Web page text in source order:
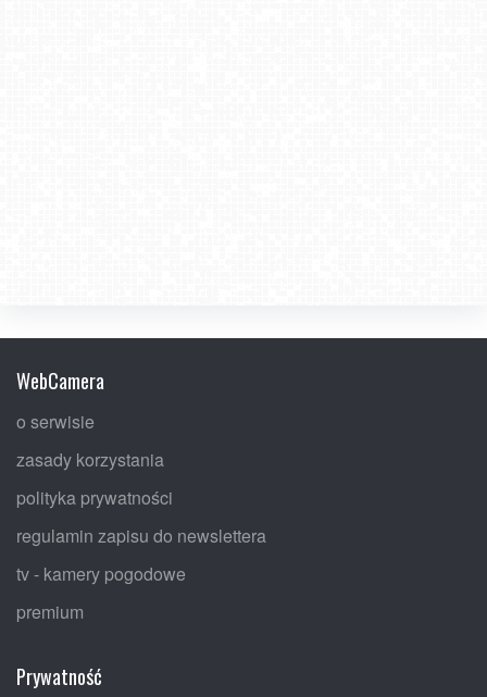
WebCamera
o serwisie
zasady korzystania
polityka prywatności
regulamin zapisu do newslettera
tv - kamery pogodowe
premium
Prywatność